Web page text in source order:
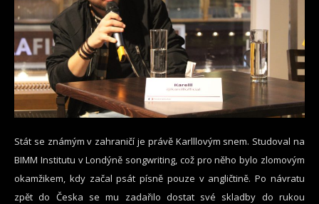
Stát se známým v zahraničí je právě Karlllovým snem. Studoval na
BIMM Institutu v Londýně songwriting, což pro něho bylo zlomovým
okamžikem, kdy začal psát písně pouze v angličtině. Po návratu
zpět do Česka se mu zadařilo dostat své skladby do rukou